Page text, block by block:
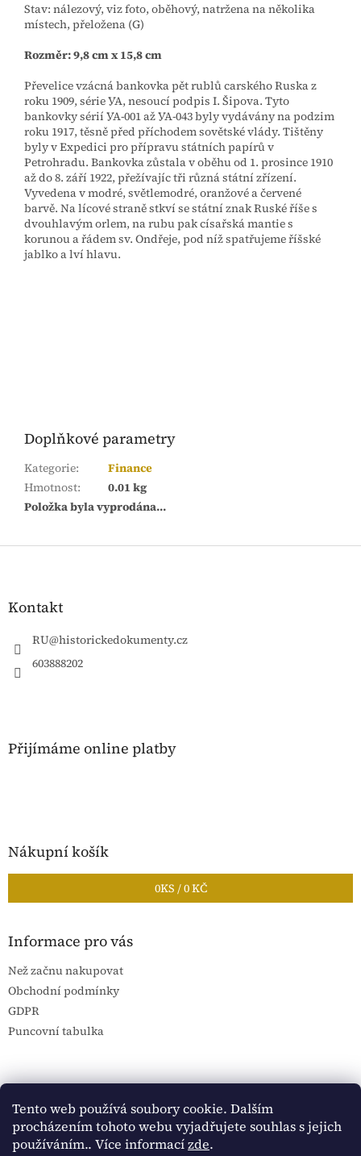
Tento web používá soubory cookie. Dalším
procházením tohoto webu vyjadřujete souhlas s jejich
používáním.. Více informacízde.
Stav: nálezový, viz foto, oběhový, natržena na několika
místech, přeložena (G)
Rozměr: 9,8 cm x 15,8 cm
Převelice vzácná bankovka pět rublů carského Ruska z
roku 1909, série УА, nesoucí podpis I. Šipova. Tyto
bankovky sérií УА-001 až УА-043 byly vydávány na podzim
roku 1917, těsně před příchodem sovětské vlády. Tištěny
byly v Expedici pro přípravu státních papírů v
Petrohradu. Bankovka zůstala v oběhu od 1. prosince 1910
až do 8. září 1922, přežívajíc tři různá státní zřízení.
Vyvedena v modré, světlemodré, oranžové a červené
barvě. Na lícové straně stkví se státní znak Ruské říše s
dvouhlavým orlem, na rubu pak císařská mantie s
korunou a řádem sv. Ondřeje, pod níž spatřujeme říšské
jablko a lví hlavu.
Doplňkové parametry
Kategorie:
Finance
Hmotnost:
0.01 kg
Položka byla vyprodána…
Z
Kontakt
RU@historickedokumenty.cz
603888202
Přijímáme online platby
Nákupní košík
0KS /0 KČ
Informace pro vás
Než začnu nakupovat
Obchodní podmínky
GDPR
Puncovní tabulka